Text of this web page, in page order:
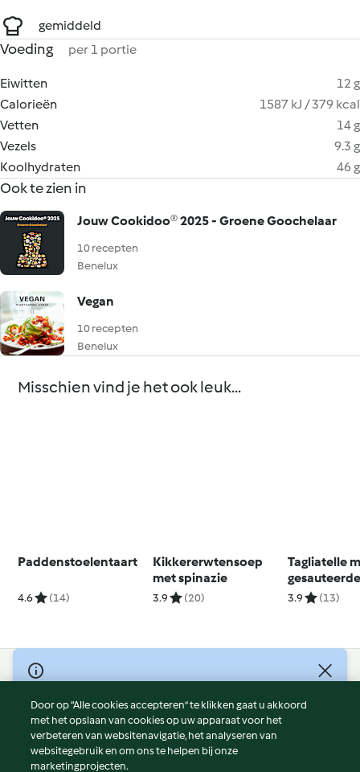
gemiddeld
Voeding per 1 portie
Eiwitten
12 g
Calorieën
1587 kJ / 379 kcal
Vetten
14 g
Vezels
9.3 g
Koolhydraten
46 g
Ook te zien in
Jouw Cookidoo® 2025 - Groene Goochelaar
10 recepten
Benelux
Vegan
10 recepten
Benelux
Misschien vind je het ook leuk...
Paddenstoelentaart
4.6 (14)
Kikkererwtensoep
met spinazie
3.9 (20)
Tagliatelle
3.9 (13)
© Copyright 2026
Gebruiksvoorwaarden
Privacybeleid
Disclaimer
Door op “Alle cookies accepteren” te klikken gaat u akkoord
met het opslaan van cookies op uw apparaat voor het
verbeteren van websitenavigatie, het analyseren van
websitegebruik en om ons te helpen bij onze
marketingprojecten.